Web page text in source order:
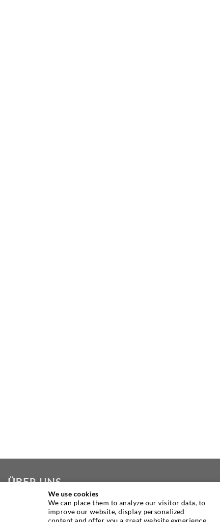
ÜBER UNS
Seit Jahren ist die Desoi GmbH weltweit führend als
Hersteller im Bereich der Injektionstechnik mit einer
We use cookies
We can place them to analyze our visitor data, to
improve our website, display personalized
content and offer you a great website experience.